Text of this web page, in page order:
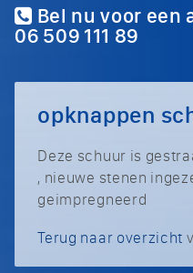
Bel nu voor een
06 509 111 89
opknappen
Deze schuur is
, nieuwe stenen
geimpregneerd
Terug naar overzicht